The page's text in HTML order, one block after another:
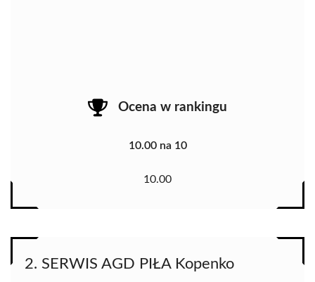
Ocena w rankingu
10.00 na 10
10.00
2. SERWIS AGD PIŁA Kopenko